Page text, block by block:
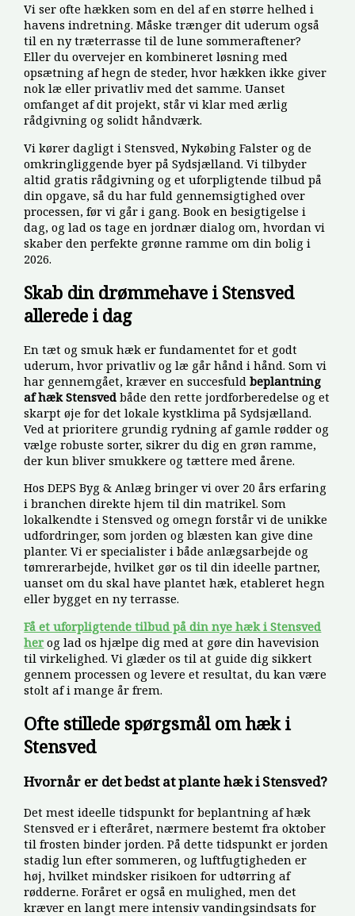
Vi ser ofte hækken som en del af en større helhed i
havens indretning. Måske trænger dit uderum også
til en ny træterrasse til de lune sommeraftener?
Eller du overvejer en kombineret løsning med
opsætning af hegn de steder, hvor hækken ikke giver
nok læ eller privatliv med det samme. Uanset
omfanget af dit projekt, står vi klar med ærlig
rådgivning og solidt håndværk.
Vi kører dagligt i Stensved, Nykøbing Falster og de
omkringliggende byer på Sydsjælland. Vi tilbyder
altid gratis rådgivning og et uforpligtende tilbud på
din opgave, så du har fuld gennemsigtighed over
processen, før vi går i gang. Book en besigtigelse i
dag, og lad os tage en jordnær dialog om, hvordan vi
skaber den perfekte grønne ramme om din bolig i
2026.
Skab din drømmehave i Stensved
allerede i dag
En tæt og smuk hæk er fundamentet for et godt
uderum, hvor privatliv og læ går hånd i hånd. Som vi
har gennemgået, kræver en succesfuldbeplantning
af hæk Stensved både den rette jordforberedelse og et
skarpt øje for det lokale kystklima på Sydsjælland.
Ved at prioritere grundig rydning af gamle rødder og
vælge robuste sorter, sikrer du dig en grøn ramme,
der kun bliver smukkere og tættere med årene.
Hos DEPS Byg & Anlæg bringer vi over 20 års erfaring
i branchen direkte hjem til din matrikel. Som
lokalkendte i Stensved og omegn forstår vi de unikke
udfordringer, som jorden og blæsten kan give dine
planter. Vi er specialister i både anlægsarbejde og
tømrerarbejde, hvilket gør os til din ideelle partner,
uanset om du skal have plantet hæk, etableret hegn
eller bygget en ny terrasse.
Få et uforpligtende tilbud på din nye hæk i Stensved
herog lad os hjælpe dig med at gøre din havevision
til virkelighed. Vi glæder os til at guide dig sikkert
gennem processen og levere et resultat, du kan være
stolt af i mange år frem.
Ofte stillede spørgsmål om hæk i
Stensved
Hvornår er det bedst at plante hæk i Stensved?
Det mest ideelle tidspunkt for beplantning af hæk
Stensved er i efteråret, nærmere bestemt fra oktober
til frosten binder jorden. På dette tidspunkt er jorden
stadig lun efter sommeren, og luftfugtigheden er
høj, hvilket mindsker risikoen for udtørring af
rødderne. Foråret er også en mulighed, men det
kræver en langt mere intensiv vandingsindsats for